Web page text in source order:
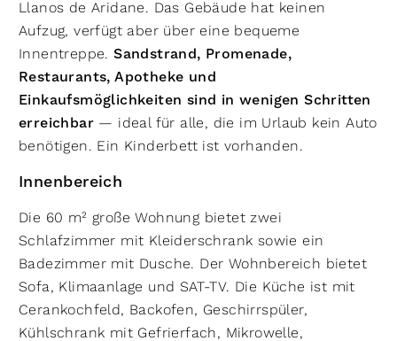
Llanos de Aridane. Das Gebäude hat keinen
Aufzug, verfügt aber über eine bequeme
Innentreppe. Sandstrand, Promenade,
Restaurants, Apotheke und
Einkaufsmöglichkeiten sind in wenigen Schritten
erreichbar — ideal für alle, die im Urlaub kein Auto
benötigen. Ein Kinderbett ist vorhanden.
Innenbereich
Die 60 m² große Wohnung bietet zwei
Schlafzimmer mit Kleiderschrank sowie ein
Badezimmer mit Dusche. Der Wohnbereich bietet
Sofa, Klimaanlage und SAT-TV. Die Küche ist mit
Cerankochfeld, Backofen, Geschirrspüler,
Kühlschrank mit Gefrierfach, Mikrowelle,